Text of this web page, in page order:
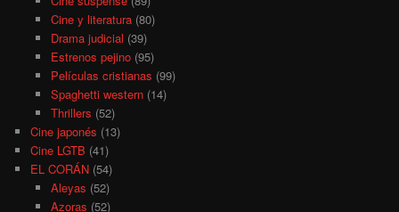
Cine y literatura(80)
Drama judicial (39)
Estrenos pejino(95)
Películas cristianas (99)
Spaghetti western(14)
Thrillers (52)
Cine japonés (13)
Cine LGTB (41)
EL CORÁN (54)
Aleyas (52)
Azoras (52)